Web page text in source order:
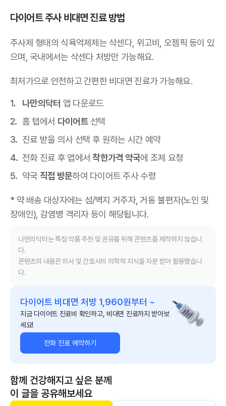
다이어트 주사 비대면 진료 방법
주사제 형태의 식욕억제제는 삭센다, 위고비, 오젬픽 등이 있
으며,국내에서는 삭센다 처방만 가능해요.
최저가으로 안전하고 간편한 비대면 진료가 가능해요.
나만의닥터 앱 다운로드
홈 탭에서 다이어트선택
진료 받을 의사 선택 후 원하는 시간 예약
전화 진료 후 앱에서착한가격 약국에 조제 요청
약국 직접 방문하여 다이어트 주사 수령
* 약 배송 대상자에는 섬/벽지 거주자, 거동 불편자(노인 및
장애인), 감염병 격리자 등이 해당됩니다.
나만의닥터는 특정 약품 추천 및 권유를 위해 콘텐츠를 제작하지 않습니
다.
콘텐츠의 내용은 의사 및 간호사의 의학적 지식을 자문 받아 활용했습니
다.
다이어트 비대면 처방 1,960원부터 ~
지금 다이어트 진료비 확인하고, 비대면 진료까지 받아보
세요!
전화 진료 예약하기
함께 건강해지고 싶은 분께
이 글을 공유해보세요